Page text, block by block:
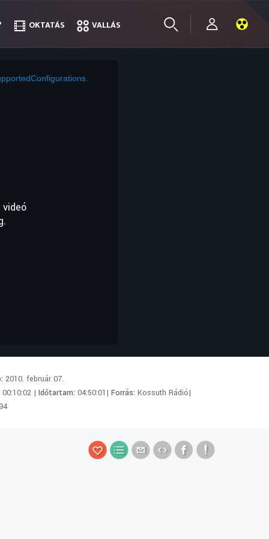
OKTATÁS VALLÁS
OKTATÁS VALLÁS
2010. február 07.
00:10:02 |Időtartam:04:50:01|Forrás:Kossuth Rádió|